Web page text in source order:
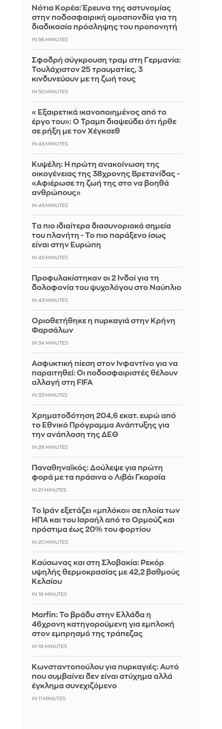
Νότια Κορέα: Έρευνα της αστυνομίας
στην ποδοσφαιρική ομοσπονδία για τη
διαδικασία πρόσληψης του προπονητή
IN 56 MINUTES
Σφοδρή σύγκρουση τραμ στη Γερμανία:
Τουλάχιστον 25 τραυματίες, 3
κινδυνεύουν με τη ζωή τους
IN 50 MINUTES
«Εξαιρετικά ικανοποιημένος από το
έργο του»: Ο Τραμπ διαψεύδει ότι ήρθε
σε ρήξη με τον Χέγκσεθ
IN 45 MINUTES
Κυψέλη: Η πρώτη ανακοίνωση της
οικογένειας της 38χρονης Βρετανίδας -
«Αφιέρωσε τη ζωή της στο να βοηθά
ανθρώπους»
IN 45 MINUTES
Tα πιο ιδιαίτερα διασυνοριακά σημεία
του πλανήτη - Το πιο παράξενο ίσως
είναι στην Ευρώπη
IN 45 MINUTES
Προφυλακίστηκαν οι 2 Ινδοί για τη
δολοφονία του ψυχολόγου στο Ναύπλιο
IN 43 MINUTES
Οριοθετήθηκε η πυρκαγιά στην Κρήνη
Φαρσάλων
IN 34 MINUTES
Ασφυκτική πίεση στον Ινφαντίνο για να
παραιτηθεί: Οι ποδοσφαιριστές θέλουν
αλλαγή στη FIFA
IN 33 MINUTES
Χρηματοδότηση 204,6 εκατ. ευρώ από
το Εθνικό Πρόγραμμα Ανάπτυξης για
την ανάπλαση της ΔΕΘ
IN 28 MINUTES
Παναθηναϊκός: Δούλεψε για πρώτη
φορά με τα πράσινα ο Λιβάι Γκαρσία
IN 21 MINUTES
Το Ιράν εξετάζει «μπλόκο» σε πλοία των
ΗΠΑ και του Ισραήλ από το Ορμούζ και
πρόστιμα έως 20% του φορτίου
IN 20 MINUTES
Καύσωνας και στη Σλοβακία: Ρεκόρ
υψηλής θερμοκρασίας με 42,2 βαθμούς
Κελσίου
IN 16 MINUTES
Marfin: Το βράδυ στην Ελλάδα η
46χρονη κατηγορούμενη για εμπλοκή
στον εμπρησμό της τράπεζας
IN 16 MINUTES
Κωνσταντοπούλου για πυρκαγιές: Αυτό
που συμβαίνει δεν είναι ατύχημα αλλά
έγκλημα συνεχιζόμενο
IN 11 MINUTES